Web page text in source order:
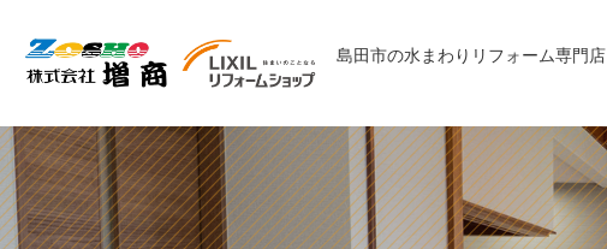
へ
ス
キ
ッ
プ
ョ
ン
に
移
動
島田市の水まわりリフォーム専門店